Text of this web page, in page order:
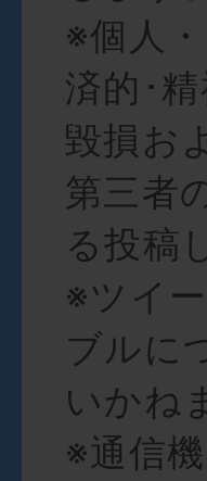
※個人
済的･
毀損お
第三者
る投稿
※ツイ
ブルに
いかね
※通信